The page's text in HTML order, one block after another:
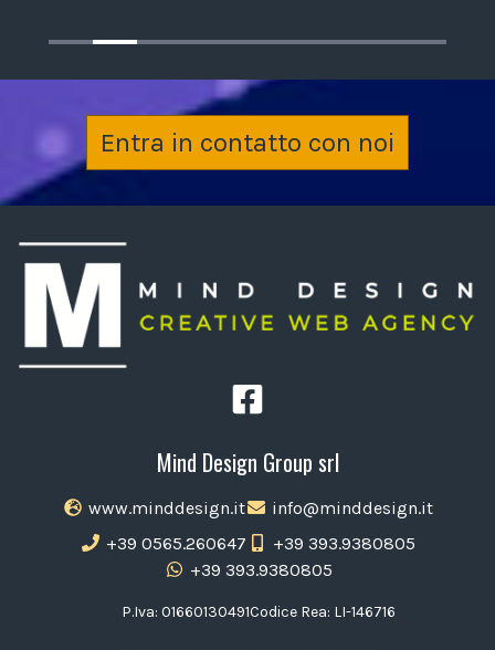
Entra in contatto con noi
Mind Design Group srl
www.minddesign.it
info@minddesign.it
+39 0565.260647
+39 393.9380805
+39 393.9380805
P.Iva: 01660130491Codice Rea: LI-146716